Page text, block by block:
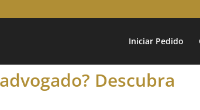
Iniciar Pedido
Descubra